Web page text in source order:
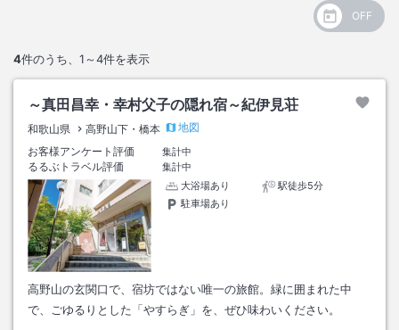
4件のうち、 1～4件を表示
～真田昌幸・幸村父子の隠れ宿～紀伊見荘
和歌山県 高野山下・橋本
地図
お客様アンケート評価
集計中
るるぶトラベル評価
集計中
大浴場あり
駅徒歩5分
駐車場あり
高野山の玄関口で、宿坊ではない唯一の旅館。緑に囲まれた中
で、ごゆるりとした「やすらぎ」を、ぜひ味わいください。